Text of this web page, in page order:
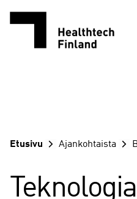
Etusivu Ajankohtaista
Teknologia